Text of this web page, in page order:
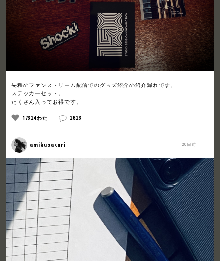
先程のファンストリーム配信でのグッズ紹介の紹介漏れです。
ステッカーセット。
たくさん入ってお得です。
17324わた 2823
20日前
amikusakari